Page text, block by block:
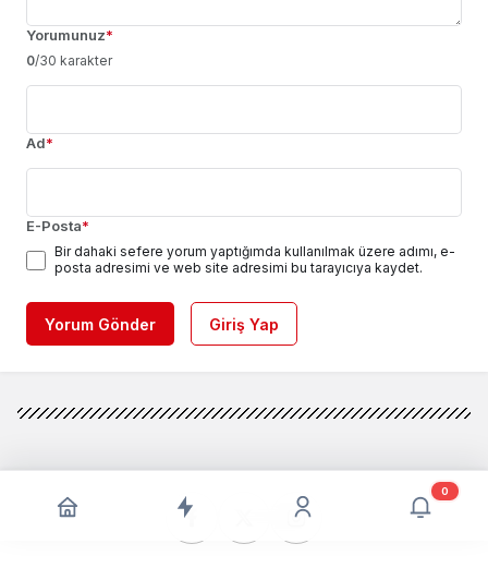
Yorumunuz*
0/30 karakter
Ad*
E-Posta*
Bir dahaki sefere yorum yaptığımda kullanılmak üzere adımı, e-
posta adresimi ve web site adresimi bu tarayıcıya kaydet.
Yorum Gönder Giriş Yap
0